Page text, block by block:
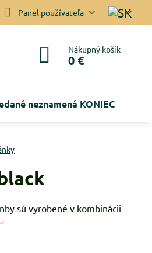
Panel používateľa
Nákupný košík
0 €
neznamená KONIEC
sú vyrobené v kombinácii